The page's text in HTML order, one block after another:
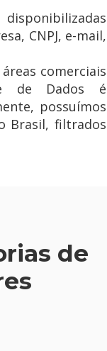
CNPJ, e-mail,
comerciais
de Dados é
possuímos
Brasil, filtrados
de